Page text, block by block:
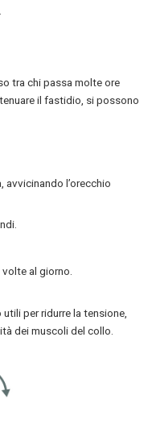
tra chi passa molte ore
il fastidio, si possono
avvicinando l’orecchio
al giorno.
per ridurre la tensione,
dei muscoli del collo.